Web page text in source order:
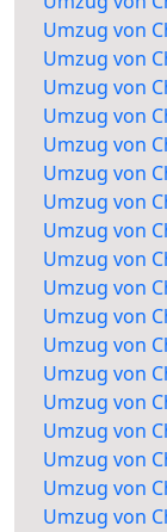
Umzug von
Umzug von
Umzug von
Umzug von
Umzug von
Umzug von
Umzug von
Umzug von
Umzug von
Umzug von
Umzug von
Umzug von
Umzug von
Umzug von
Umzug von
Umzug von
Umzug von
Umzug von